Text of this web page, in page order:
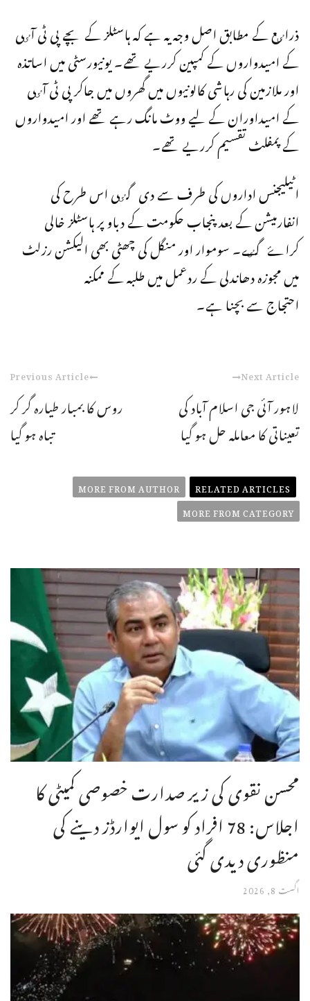
ذراٸع کے مطابق اصل وجہ یہ ہے کہ ہاسٹلز کے بچے پی ٹی آٸی
کے امیدواروں کے کمپین کرریے تھے۔ یونیورسٹی میں اساتذہ
اور ملازمین کی رہاشی کالونیوں میں گھروں میں جاکر پی ٹی آٸی
کے امیداوران کے لیے ووٹ مانگ رہے تھے اور امیدواروں
کے پمفلٹ تقسیم کرریے تھے۔
اٹیلیجنس اداروں کی طرف سے دی گٸی اس طرح کی
انفارمیشن کے بعد پنجاب حکومت کے دباو پر ہاسٹلز خالی
کراۓ گٸے۔ سوموار اور منگل کی چھٹی بھی الیکشن رزلٹ
میں مجوزہ دھاندلی کے ردعمل میں طلبہ کے ممکنہ
احتجاج سے بچنا ہے۔
Previous Article
روس کا بمبار طیارہ گر کر
تباہ ہو گیا
Next Article
لاہور آئی جی اسلام آباد کی
تعیناتی کا معاملہ حل ہو گیا
RELATED ARTICLES
MORE FROM AUTHOR
MORE FROM CATEGORY
محسن نقوی کی زیر صدارت خصوصی کمیٹی کا
اجلاس: 78 افراد کو سول ایوارڈز دینے کی
منظوری دیدی گئی
اگست 8, 2026